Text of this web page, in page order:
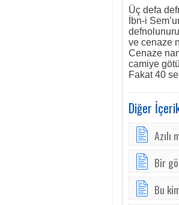
Üç defa
İbn-i
ve cenaze
Cenaze
camiye
Fakat 40
Diğer
Azılı
Bir
Bu